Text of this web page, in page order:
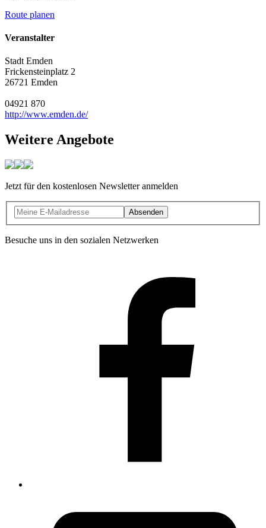
Route planen
Veranstalter
Stadt Emden
Frickensteinplatz 2
26721 Emden
04921 870
http://www.emden.de/
Weitere Angebote
Jetzt für den kostenlosen Newsletter anmelden
Absenden
Besuche uns in den sozialen Netzwerken